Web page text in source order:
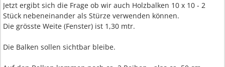
Jetzt ergibt sich die Frage ob wir auch Holzbalken 10 x 10 - 2
Stück nebeneinander als Stürze verwenden können.
Die grösste Weite (Fenster) ist 1,30 mtr.
Die Balken sollen sichtbar bleibe.